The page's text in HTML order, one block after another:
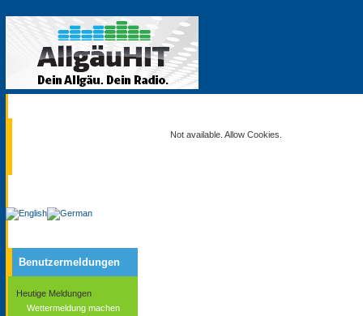
Benutzermeldungen
Heutige Meldungen
Wettermeldung machen
Not available. Allow Cookies.